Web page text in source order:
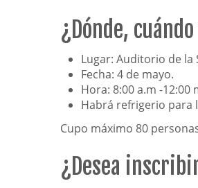
¿Dónde,
Lugar: Auditorio de la
Fecha: 4 de mayo.
Hora: 8:00 a.m -12:00
Habrá refrigerio para
Cupo máximo 80
¿Desea